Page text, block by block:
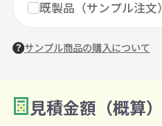
既製品（サンプル注文）
サンプル商品の購入について
2 数量を入力
見積金額（概算）